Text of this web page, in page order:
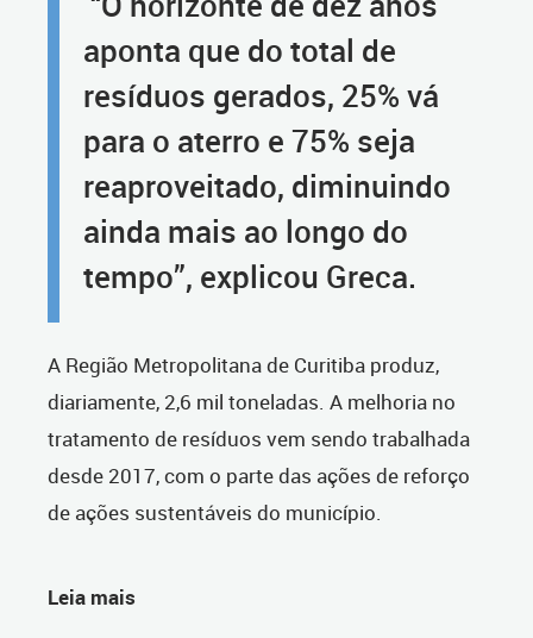
aponta que do total de
resíduos gerados, 25% vá
para o aterro e 75% seja
reaproveitado, diminuindo
ainda mais ao longo do
tempo”, explicou Greca.
A Região Metropolitana de Curitiba produz,
diariamente, 2,6 mil toneladas. A melhoria no
tratamento de resíduos vem sendo trabalhada
desde 2017, com o parte das ações de reforço
de ações sustentáveis do município.
Leia mais